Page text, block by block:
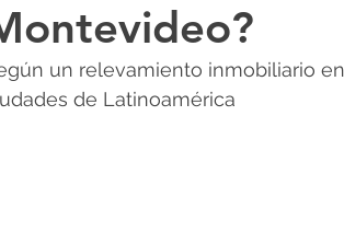
un relevamiento inmobiliario
de Latinoamérica